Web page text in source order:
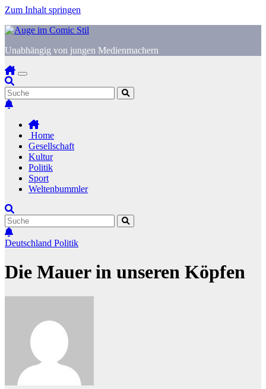
Zum Inhalt springen
Unabhängig von jungen Medienmachern
Home
Gesellschaft
Kultur
Politik
Sport
Weltenbummler
Deutschland Politik
Die Mauer in unseren Köpfen